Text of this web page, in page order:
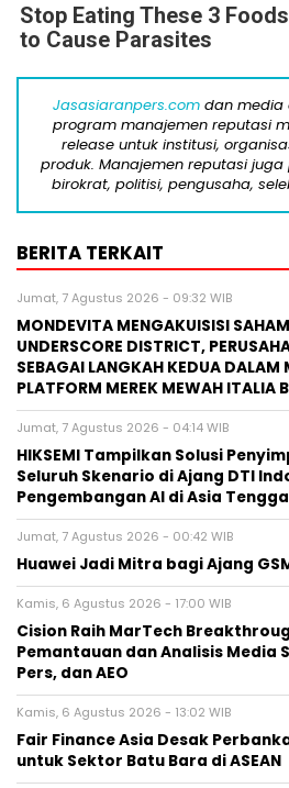
Stop Eating These 3
to Cause Parasites
Jasasiaranpers.com dan media
program manajemen reputasi
release untuk institusi,
produk. Manajemen reputasi
birokrat, politisi, pengusaha,
BERITA TERKAIT
Jumat, 7 Agustus 2026 - 09:32 WIB
MONDEVITA MENGAKUISISI
UNDERSCORE DISTRICT,
SEBAGAI LANGKAH KEDUA DALAM
PLATFORM MEREK MEWAH ITALIA
Jumat, 7 Agustus 2026 - 04:14 WIB
HIKSEMI Tampilkan Solusi
Seluruh Skenario di Ajang DTI
Pengembangan AI di Asia
Jumat, 7 Agustus 2026 - 00:42 WIB
Huawei Jadi Mitra bagi Ajang
Kamis, 6 Agustus 2026 - 17:00 WIB
Cision Raih MarTech
Pemantauan dan Analisis Media
Pers, dan AEO
Kamis, 6 Agustus 2026 - 13:02 WIB
Fair Finance Asia Desak
untuk Sektor Batu Bara di ASEAN